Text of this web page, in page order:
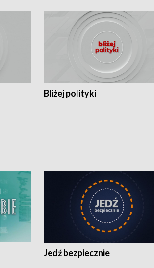
Bliżej polityki
Jedź bezpiecznie